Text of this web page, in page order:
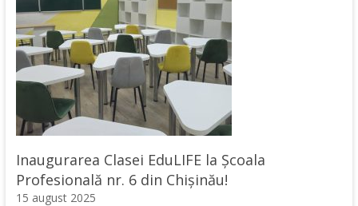
Inaugurarea Clasei EduLIFE la Școala
Profesională nr. 6 din Chișinău!
15 august 2025